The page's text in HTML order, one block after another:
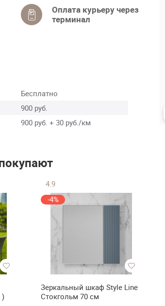
Оплата курьеру через
терминал
Бесплатно
900 руб.
900 руб. + 30 руб./км
)
4.9
-4%
Зеркальный шкаф Style Line
Стокгольм 70 см